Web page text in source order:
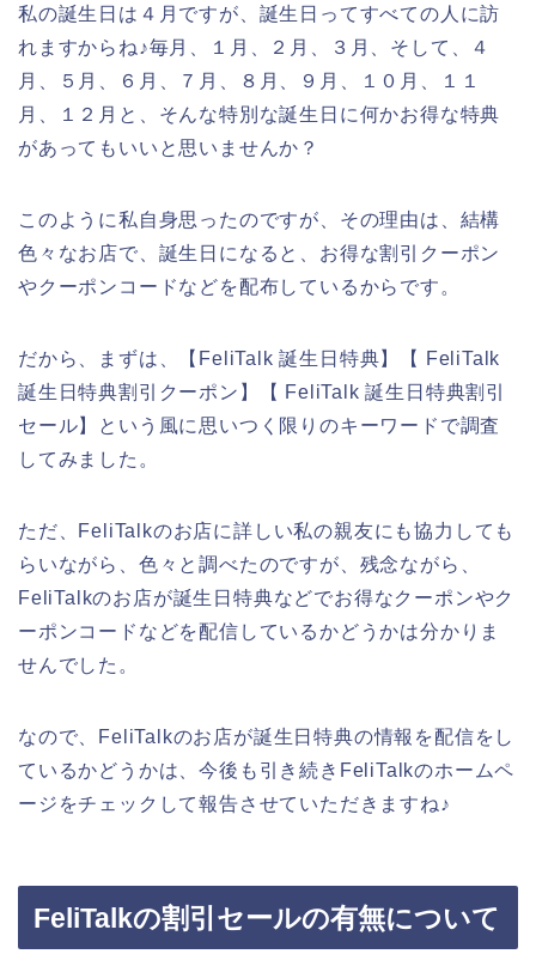
私の誕生日は４月ですが、誕生日ってすべての人に訪
れますからね♪毎月、１月、２月、３月、そして、４
月、５月、６月、７月、８月、９月、１０月、１１
月、１２月と、そんな特別な誕生日に何かお得な特典
があってもいいと思いませんか？
このように私自身思ったのですが、その理由は、結構
色々なお店で、誕生日になると、お得な割引クーポン
やクーポンコードなどを配布しているからです。
だから、まずは、【FeliTalk 誕生日特典】【 FeliTalk
誕生日特典割引クーポン】【 FeliTalk 誕生日特典割引
セール】という風に思いつく限りのキーワードで調査
してみました。
ただ、FeliTalkのお店に詳しい私の親友にも協力しても
らいながら、色々と調べたのですが、残念ながら、
FeliTalkのお店が誕生日特典などでお得なクーポンやク
ーポンコードなどを配信しているかどうかは分かりま
せんでした。
なので、FeliTalkのお店が誕生日特典の情報を配信をし
ているかどうかは、今後も引き続きFeliTalkのホームペ
ージをチェックして報告させていただきますね♪
FeliTalkの割引セールの有無について